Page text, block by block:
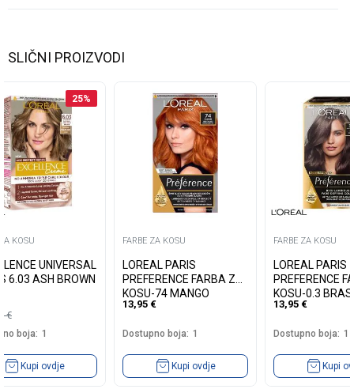
SLIČNI PROIZVODI
25%
KOSU
UNIVERSAL
6.03 ASH BROWN
€
boja: 1
Kupi ovdje
FARBE ZA KOSU
LOREAL PARIS
PREFERENCE FARBA ZA
KOSU-74 MANGO
INTENSE COOPER
13,95 €
Dostupno boja: 1
Kupi ovdje
FARBE ZA KOSU
LOREAL PARIS
PREFERENCE
KOSU-0.3
DARK BROWN
13,95 €
Dostupno boja: 1
Kupi